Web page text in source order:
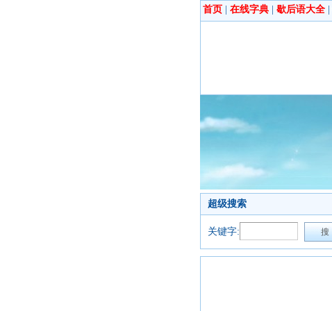
首页 在线字典 歇后语大全
超级搜索
关键字: